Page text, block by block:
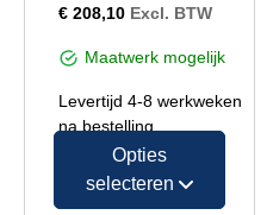
€ 208,10 Excl. BTW
Maatwerk mogelijk
Levertijd 4-8 werkweken
na bestelling
Opties
selecteren